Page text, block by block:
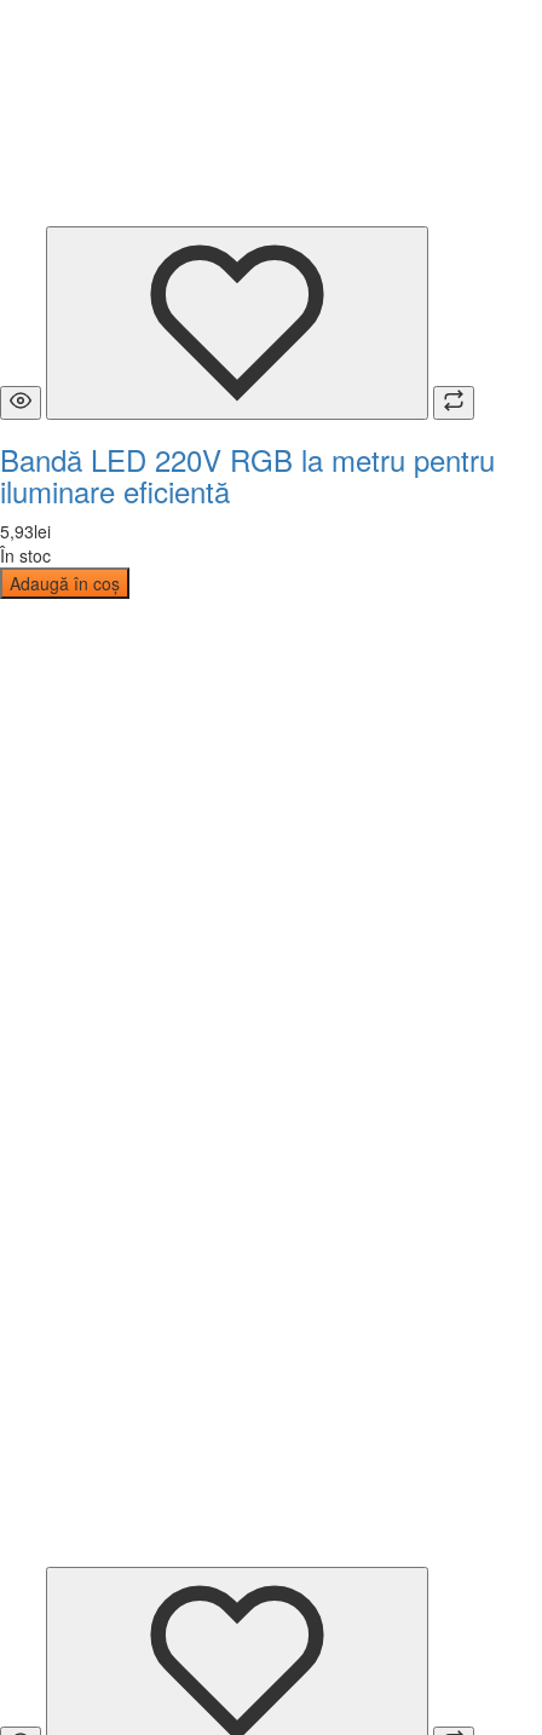
Bandă LED 220V RGB la metru pentru
iluminare eficientă
5,93lei
În stoc
Adaugă în coș